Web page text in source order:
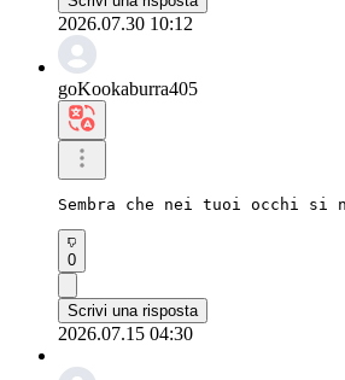
2026.07.30 10:12
goKookaburra405
Sembra che nei tuoi occhi si
0
Scrivi una risposta
2026.07.15 04:30